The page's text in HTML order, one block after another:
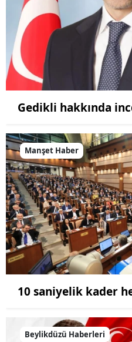
Gedikli hakkında
Manşet Haber
10 saniyelik kader
Beylikdüzü Haberleri